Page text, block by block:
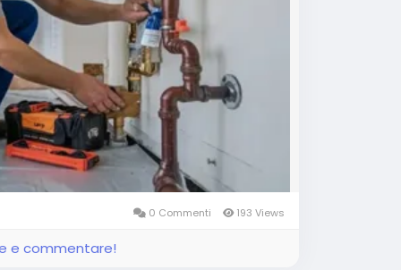
0 Commenti 193 Views
e commentare!